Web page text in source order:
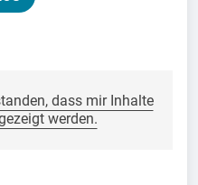
dass mir Inhalte
werden.